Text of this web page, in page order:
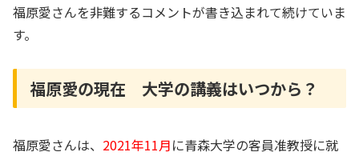
福原愛さんを非難するコメントが書き込まれて続けていま
す。
福原愛の現在 大学の講義はいつから？
福原愛さんは、 2021年11月に青森大学の客員准教授に就